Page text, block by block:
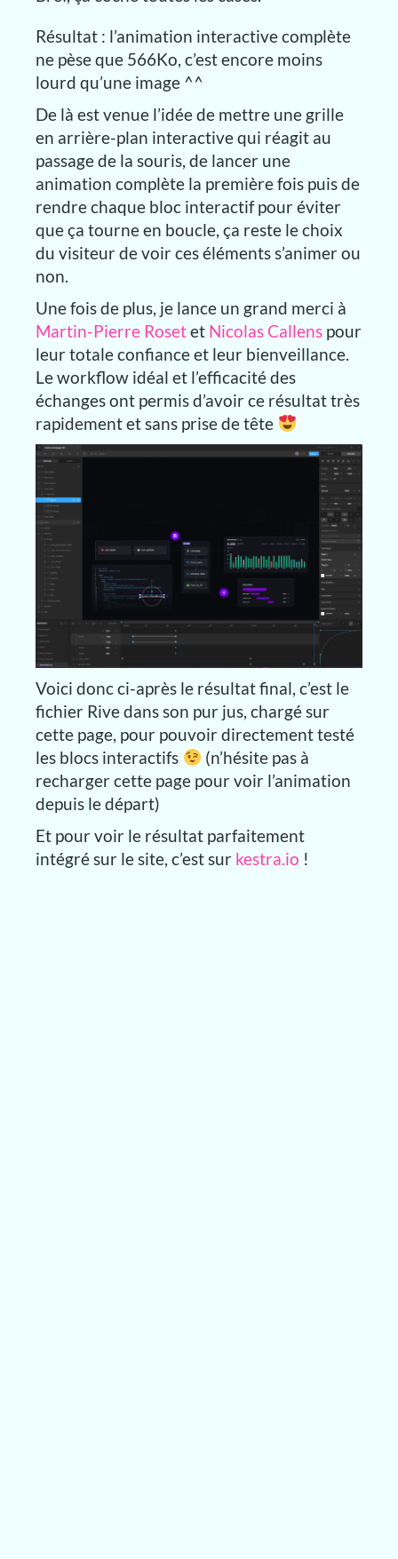
Résultat : l’animation interactive complète
ne pèse que 566Ko, c’est encore moins
lourd qu’une image ^^
De là est venue l’idée de mettre une grille
en arrière-plan interactive qui réagit au
passage de la souris, de lancer une
animation complète la première fois puis de
rendre chaque bloc interactif pour éviter
que ça tourne en boucle, ça reste le choix
du visiteur de voir ces éléments s’animer ou
non.
Une fois de plus, je lance un grand merci à
Martin-Pierre Rosetet Nicolas Callens pour
leur totale confiance et leur bienveillance.
Le workflow idéal et l’efficacité des
échanges ont permis d’avoir ce résultat très
rapidement et sans prise de tête
Voici donc ci-après le résultat final, c’est le
fichier Rive dans son pur jus, chargé sur
cette page, pour pouvoir directement testé
les blocs interactifs
(n’hésite pas à
recharger cette page pour voir l’animation
depuis le départ)
Et pour voir le résultat parfaitement
intégré sur le site, c’est sur kestra.io !